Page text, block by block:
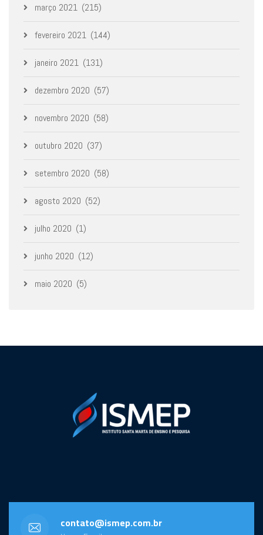
março 2021 (215)
fevereiro 2021 (144)
janeiro 2021 (131)
dezembro 2020 (57)
novembro 2020 (58)
outubro 2020 (37)
setembro 2020 (58)
agosto 2020 (52)
julho 2020 (1)
junho 2020 (12)
maio 2020 (5)
contato@ismep.com.br